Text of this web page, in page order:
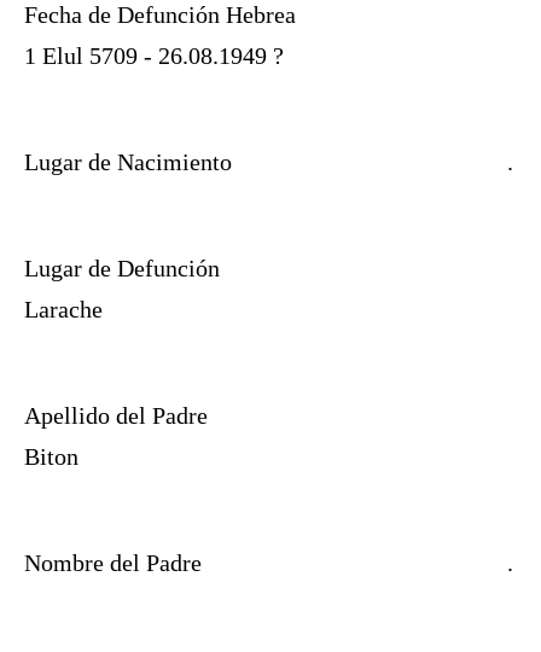
Fecha de Defunción Hebrea
1 Elul 5709 - 26.08.1949 ?
Lugar de Nacimiento .
Lugar de Defunción
Larache
Apellido del Padre
Biton
Nombre del Padre .